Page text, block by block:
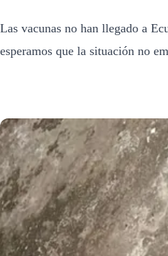
Las vacunas no han llegado a
esperamos que la situación no